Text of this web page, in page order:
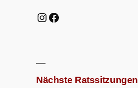
Instagram
Facebook
Nächste Ratssitzungen